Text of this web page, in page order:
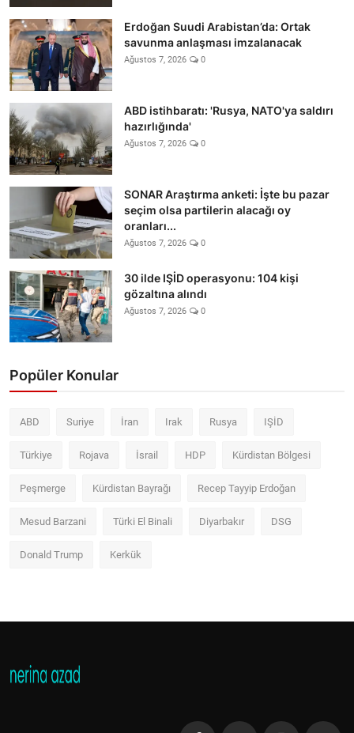
Erdoğan Suudi Arabistan’da: Ortak
savunma anlaşması imzalanacak
Ağustos 7, 2026 0
ABD istihbaratı: 'Rusya, NATO'ya saldırı
hazırlığında'
Ağustos 7, 2026 0
SONAR Araştırma anketi: İşte bu pazar
seçim olsa partilerin alacağı oy
oranları...
Ağustos 7, 2026 0
30 ilde IŞİD operasyonu: 104 kişi
gözaltına alındı
Ağustos 7, 2026 0
Popüler Konular
ABD Suriye İran Irak Rusya IŞİD
Türkiye Rojava İsrail HDP Kürdistan Bölgesi
Peşmerge Kürdistan Bayrağı Recep Tayyip Erdoğan
Mesud Barzani Türki El Binali Diyarbakır DSG
Donald Trump Kerkük